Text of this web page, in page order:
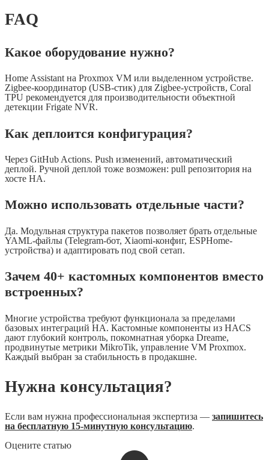
FAQ
Какое оборудование нужно?
Home Assistant на Proxmox VM или выделенном устройстве.
Zigbee-координатор (USB-стик) для Zigbee-устройств, Coral
TPU рекомендуется для производительности объектной
детекции Frigate NVR.
Как деплоится конфигурация?
Через GitHub Actions. Push изменений, автоматический
деплой. Ручной деплой тоже возможен: pull репозитория на
хосте HA.
Можно использовать отдельные части?
Да. Модульная структура пакетов позволяет брать отдельные
YAML-файлы (Telegram-бот, Xiaomi-конфиг, ESPHome-
устройства) и адаптировать под свой сетап.
Зачем 40+ кастомных компонентов вместо
встроенных?
Многие устройства требуют функционала за пределами
базовых интеграций HA. Кастомные компоненты из HACS
дают глубокий контроль, покомнатная уборка Dreame,
продвинутые метрики MikroTik, управление VM Proxmox.
Каждый выбран за стабильность в продакшне.
Нужна консультация?
Если вам нужна профессиональная экспертиза — запишитесь
на бесплатную 15-минутную консультацию.
Оцените статью